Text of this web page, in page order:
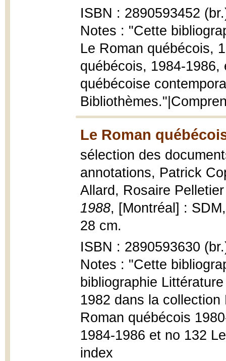
ISBN : 2890593452
Notes : "Cette
Le Roman québécois,
québécois, 1984-
québécoise
Le Roman
sélection des
annotations, Patrick
Allard, Rosaire
1988, [Montréal] :
28 cm.
ISBN : 2890593630
Notes : "Cette
bibliographie
1982 dans la
Roman québécois
1984-1986 et no 132
index